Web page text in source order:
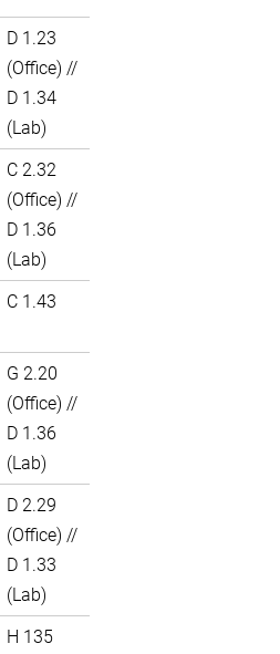
D 1.23
(Office) //
D 1.34
(Lab)
C 2.32
(Office) //
D 1.36
(Lab)
C 1.43
G 2.20
(Office) //
D 1.36
(Lab)
D 2.29
(Office) //
D 1.33
(Lab)
H 135